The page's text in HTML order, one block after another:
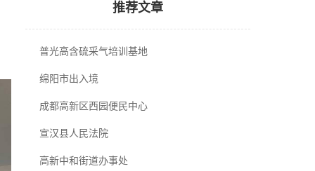
推荐文章
普光高含硫采气培训基地
绵阳市出入境
成都高新区西园便民中心
宣汉县人民法院
高新中和街道办事处